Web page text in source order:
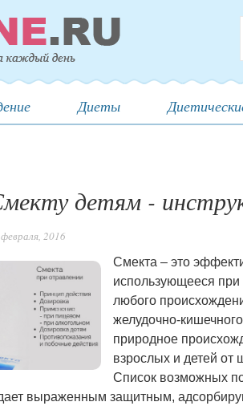
Диеты
детям -
2016
Смекта – это
использующееся при
любого
желудочно-
природное
взрослых и детей от
Список возможных
выраженным защитным,